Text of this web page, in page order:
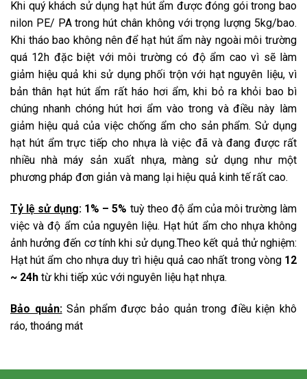
Khi quý khách sử dụng hạt hút ẩm được đóng gói trong bao
nilon PE/ PA trong hút chân không với trọng lượng 5kg/bao.
Khi tháo bao không nên để hạt hút ẩm này ngoài môi trường
quá 12h đặc biệt với môi trường có độ ẩm cao vì sẽ làm
giảm hiệu quả khi sử dụng phối trộn với hạt nguyên liệu, vì
bản thân hạt hút ẩm rất háo hơi ẩm, khi bỏ ra khỏi bao bì
chúng nhanh chóng hút hơi ẩm vào trong và điều này làm
giảm hiệu quả của việc chống ẩm cho sản phẩm. Sử dụng
hạt hút ẩm trực tiếp cho nhựa là việc đã và đang được rất
nhiều nhà máy sản xuất nhựa, màng sử dụng như một
phương pháp đơn giản và mang lại hiệu quả kinh tế rất cao.
Tỷ lệ sử dụng: 1% – 5% tuỳ theo độ ẩm của môi trường làm
việc và độ ẩm của nguyên liệu. Hạt hút ẩm cho nhựa không
ảnh hưởng đến cơ tính khi sử dụng.Theo kết quả thử nghiệm:
Hạt hút ẩm cho nhựa duy trì hiệu quả cao nhất trong vòng 12
~ 24h từ khi tiếp xúc với nguyên liệu hạt nhựa.
Bảo quản:Sản phẩm được bảo quản trong điều kiện khô
ráo, thoáng mát